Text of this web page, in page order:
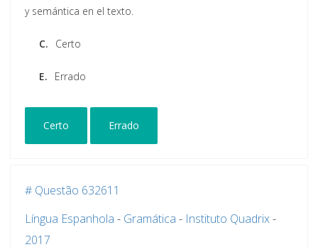
y semántica en el texto.
C. Certo
E. Errado
Certo Errado
# Questão 632611
Língua Espanhola - Gramática - Instituto Quadrix-
2017